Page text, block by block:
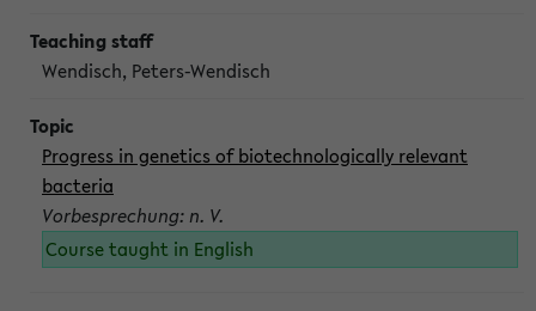
Wendisch, Peters-Wendisch
Progress in genetics of biotechnologically relevant
bacteria
Vorbesprechung: n. V.
Course taught in English